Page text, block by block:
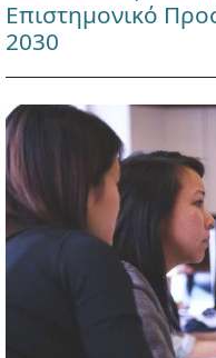
Επιστημονικό
2030